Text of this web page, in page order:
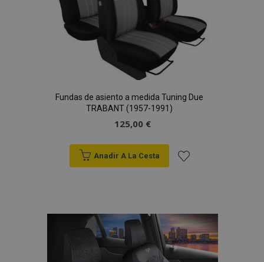
Deseos
Fundas de asiento a medida Tuning Due
TRABANT (1957-1991)
125,00 €
Anadir A La Cesta
Lista
de